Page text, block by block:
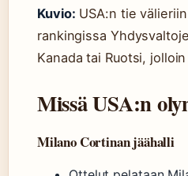
Kuvio: USA:n tie
rankingissa
Kanada tai Ruotsi,
Missä USA:n
Milano Cortinan jäähalli